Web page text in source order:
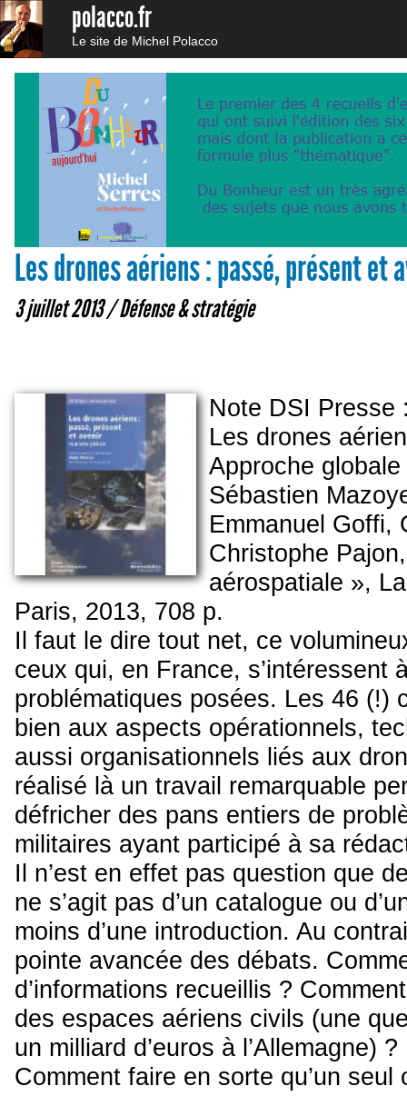
polacco.fr
Le site de Michel Polacco
Les drones aériens : passé, présent et
3 juillet 2013 /Défense & stratégie
Note DSI Presse
Les drones
Approche globale
Sébastien
Emmanuel Goffi,
Christophe
aérospatiale »,
Paris, 2013, 708 p.
Il faut le dire tout net, ce
ceux qui, en France, s’intéressent
problématiques posées. Les 46 (!)
bien aux aspects opérationnels,
aussi organisationnels liés aux
réalisé là un travail remarquable
défricher des pans entiers de
militaires ayant participé à sa
Il n’est en effet pas question que
ne s’agit pas d’un catalogue ou
moins d’une introduction. Au
pointe avancée des débats.
d’informations recueillis ?
des espaces aériens civils (une
un milliard d’euros à l’Allemagne)
Comment faire en sorte qu’un